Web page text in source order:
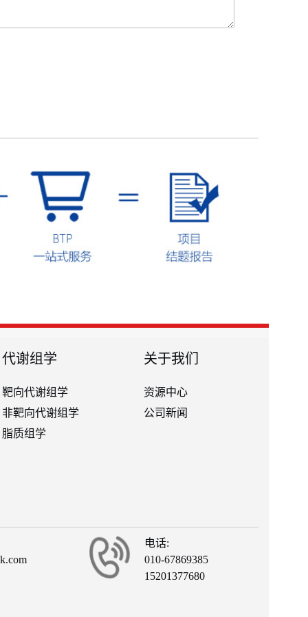
代谢组学
靶向代谢组学
非靶向代谢组学
脂质组学
关于我们
资源中心
公司新闻
电话:
010-67869385
15201377680